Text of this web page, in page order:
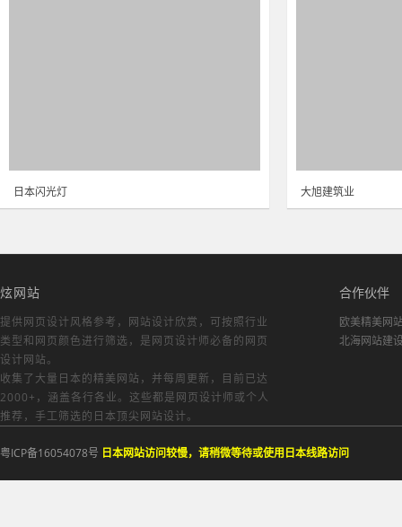
日本闪光灯 大旭建筑业
炫网站
提供网页设计风格参考， 网站设计欣赏 ，可按照行业
类型和网页颜色进行筛选，是网页设计师必备的网页
设计网站。
收集了大量日本的精美网站，并每周更新，目前已达
2000+，涵盖各行各业。这些都是网页设计师或个人
推荐，手工筛选的日本顶尖网站设计。
合作伙伴
欧美精美网
北海网站建
粤ICP备16054078号 日本网站访问较慢，请稍微等待或使用日本线路访问